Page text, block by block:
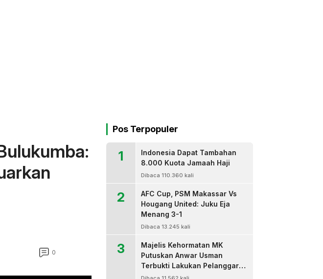
0
Pos Terpopuler
1
Indonesia Dapat Tambahan
8.000 Kuota Jamaah Haji
Dibaca 110.360 kali
2
AFC Cup, PSM Makassar Vs
Hougang United: Juku Eja
Menang 3-1
Dibaca 13.245 kali
3
Majelis Kehormatan MK
Putuskan Anwar Usman
Terbukti Lakukan Pelanggaran
Berat Kode Etik dan